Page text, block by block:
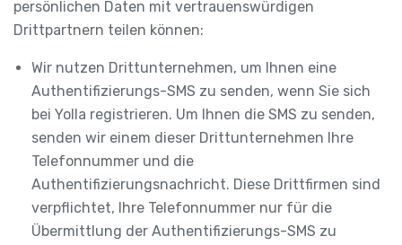
persönlichen Daten mit vertrauenswürdigen
Drittpartnern teilen können:
Wir nutzen Drittunternehmen, um Ihnen eine
Authentifizierungs-SMS zu senden, wenn Sie sich
bei Yolla registrieren. Um Ihnen die SMS zu senden,
senden wir einem dieser Drittunternehmen Ihre
Telefonnummer und die
Authentifizierungsnachricht. Diese Drittfirmen sind
verpflichtet, Ihre Telefonnummer nur für die
Übermittlung der Authentifizierungs-SMS zu